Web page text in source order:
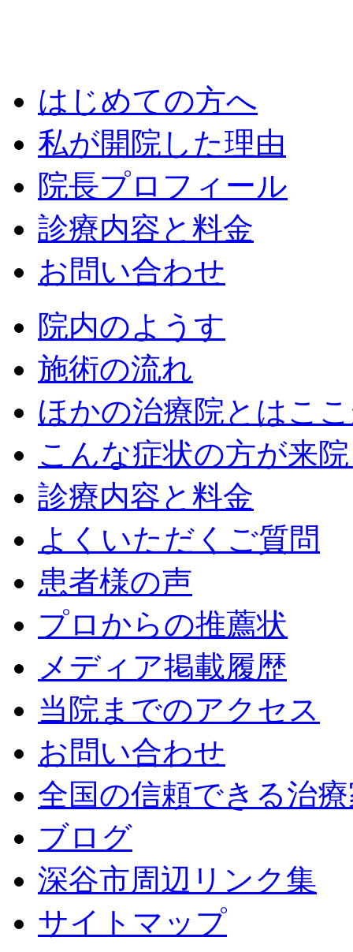
はじめての方へ
私が開院した理由
院長プロフィール
診療内容と料金
お問い合わせ
院内のようす
施術の流れ
ほかの治療院とはこ
こんな症状の方が来
診療内容と料金
よくいただくご質問
患者様の声
プロからの推薦状
メディア掲載履歴
当院までのアクセス
お問い合わせ
全国の信頼できる治
ブログ
深谷市周辺リンク集
サイトマップ